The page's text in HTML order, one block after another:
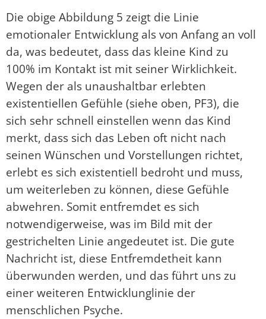
Die obige Abbildung 5 zeigt die Linie
emotionaler Entwicklung als von Anfang an voll
da, was bedeutet, dass das kleine Kind zu
100% im Kontakt ist mit seiner Wirklichkeit.
Wegen der als unaushaltbar erlebten
existentiellen Gefühle (siehe oben, PF3), die
sich sehr schnell einstellen wenn das Kind
merkt, dass sich das Leben oft nicht nach
seinen Wünschen und Vorstellungen richtet,
erlebt es sich existentiell bedroht und muss,
um weiterleben zu können, diese Gefühle
abwehren. Somit entfremdet es sich
notwendigerweise, was im Bild mit der
gestrichelten Linie angedeutet ist. Die gute
Nachricht ist, diese Entfremdetheit kann
überwunden werden, und das führt uns zu
einer weiteren Entwicklunglinie der
menschlichen Psyche.